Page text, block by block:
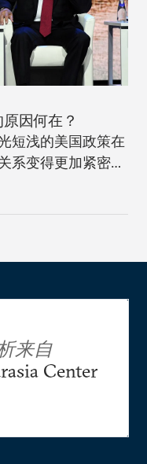
因何在？
短浅的美国政策在
系变得更加紧密。
们重新思考制定一
来自
Center